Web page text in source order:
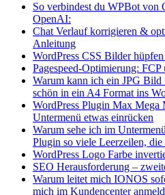
So verbindest du WPBot von
OpenAI:
Chat Verlauf korrigieren &
Anleitung
WordPress CSS Bilder
Pagespeed-Optimierung: FCP
Warum kann ich ein JPG
schön in ein A4 Format ins
WordPress Plugin Max Mega
Untermenü etwas einrücken
Warum sehe ich im
Plugin so viele Leerzeilen,
WordPress Logo Farbe
SEO Herausforderung –
Warum leitet mich IONOS
mich im Kundencenter